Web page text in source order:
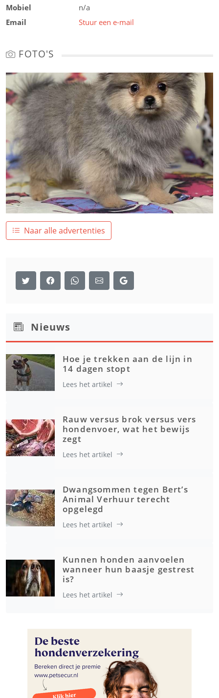
Mobiel
n/a
Email
Stuur een e-mail
FOTO'S
Naar alle advertenties
Nieuws
Hoe je trekken aan de lijn in
14 dagen stopt
Lees het artikel
Rauw versus brok versus vers
hondenvoer, wat het bewijs
zegt
Lees het artikel
Dwangsommen tegen Bert’s
Animal Verhuur terecht
opgelegd
Lees het artikel
Kunnen honden aanvoelen
wanneer hun baasje gestrest
is?
Lees het artikel